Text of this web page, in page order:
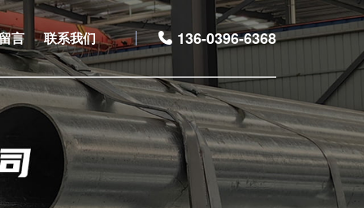
言 联系我们 136-0396-6368